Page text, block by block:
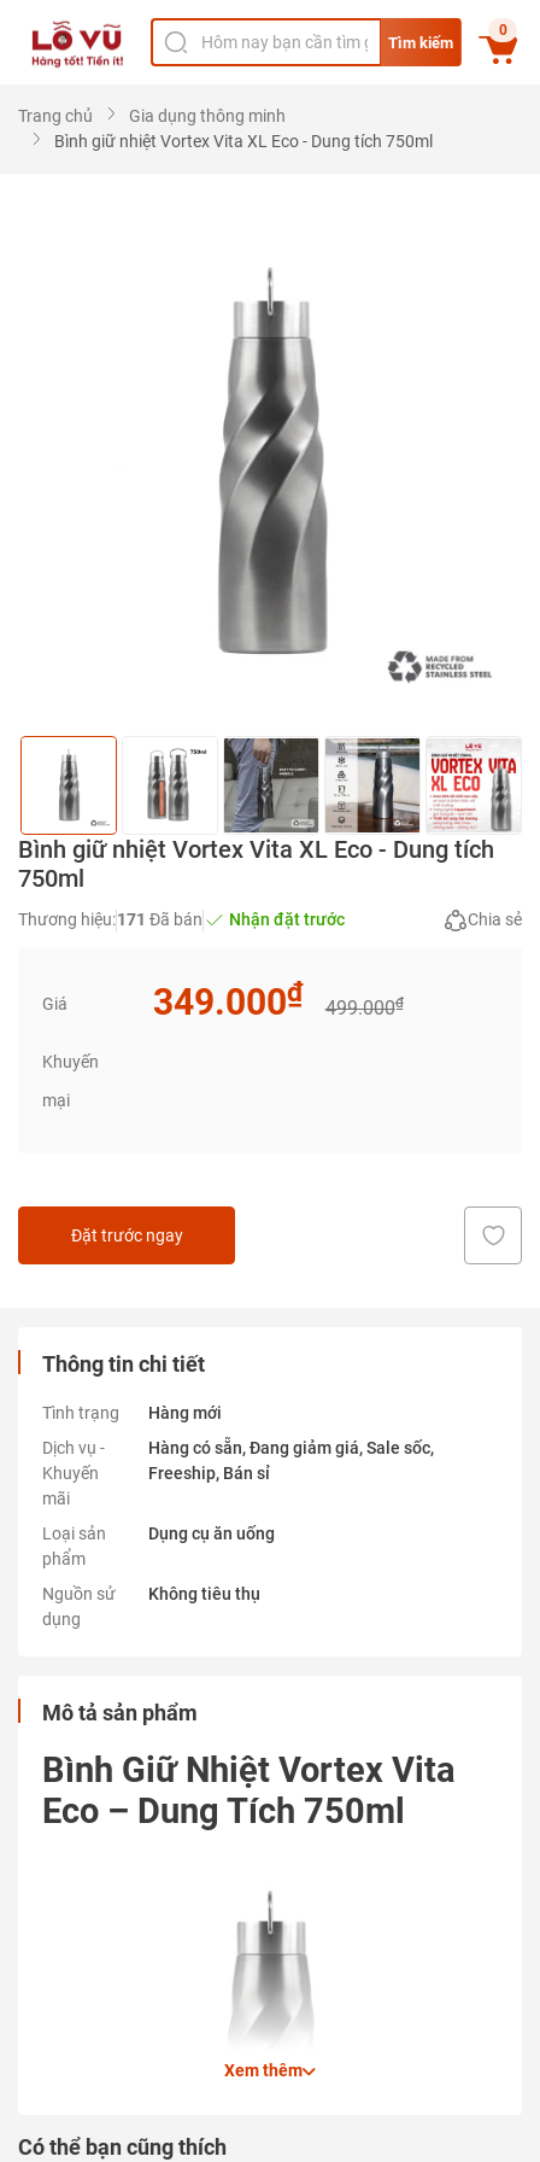
Tìm kiếm
0
Trang chủ
Gia dụng thông minh
Bình giữ nhiệt Vortex Vita XL Eco - Dung tích 750ml
Bình giữ nhiệt Vortex Vita XL Eco - Dung tích
750ml
Thương hiệu:171 Đã bán Nhận đặt trước Chia sẻ
Giá 349.000₫
499.000₫
Khuyến
mại
Đặt trước ngay
Thông tin chi tiết
Tình trạng
Hàng mới
Dịch vụ -
Khuyến
mãi
Hàng có sẵn, Đang giảm giá, Sale sốc,
Freeship, Bán sỉ
Loại sản
phẩm
Dụng cụ ăn uống
Nguồn sử
dụng
Không tiêu thụ
Mô tả sản phẩm
Bình Giữ Nhiệt Vortex Vita
Eco – Dung Tích 750ml
Xem thêm
Có thể bạn cũng thích